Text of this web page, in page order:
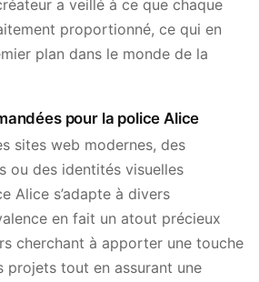
a veillé à ce que chaque
proportionné, ce qui en
plan dans le monde de la
pour la police Alice
sites web modernes, des
ou des identités visuelles
Alice s’adapte à divers
en fait un atout précieux
cherchant à apporter une touche
projets tout en assurant une